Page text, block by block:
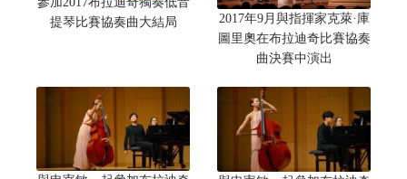
提琴比賽協奏曲大結局
2017年9月與指揮家克萊·庫
圖里奧在布拉迪奇比賽協奏
曲決賽中演出